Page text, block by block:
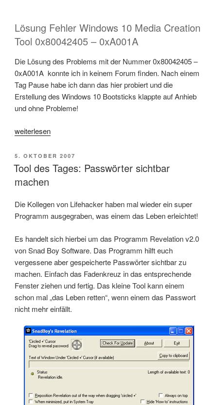
Lösung Fehler Windows 10 Media Creation
Tool 0x80042405 – 0xA001A
Die Lösung des Problems mit der Nummer 0x80042405 –
0xA001A konnte ich in keinem Forum finden. Nach einem
Tag Pause habe ich dann das hier probiert und die
Erstellung des Windows 10 Bootsticks klappte auf Anhieb
und ohne Probleme!
„Fehler
10
Media
Creation
Tool
0x80042405
–
0xA001A“
weiterlesen
VERÖFFENTLICHT
AM
5. OKTOBER 2007
Tool des Tages: Passwörter sichtbar
machen
Die Kollegen von Lifehacker haben mal wieder ein super
Programm ausgegraben, was einem das Leben erleichtet!
Es handelt sich hierbei um das Programm Revelation v2.0
von Snad Boy Software. Das Programm hilft euch
vergessene aber gespeicherte Passwörter sichtbar zu
machen. Einfach das Fadenkreuz in das entsprechende
Fenster ziehen und fertig. Das kleine Tool kann einem
schon mal „das Leben retten“, wenn einem das Passwort
nicht mehr einfällt.